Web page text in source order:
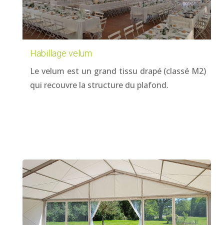
Habillage velum
Le velum est un grand tissu drapé (classé M2)
qui recouvre la structure du plafond.